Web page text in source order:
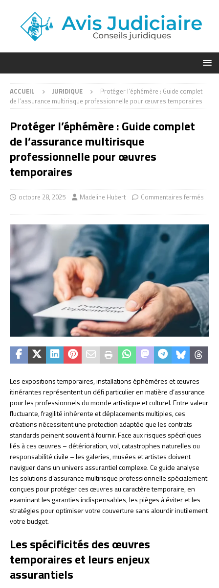
ACCUEIL JURIDIQUE
Protéger l’éphémère : Guide complet
de l’assurance multirisque professionnelle pour œuvres temporaires
Protéger l’éphémère : Guide complet
de l’assurance multirisque
professionnelle pour œuvres
temporaires
octobre 28, 2025 Madeline Hubert Commentaires fermés
Les expositions temporaires, installations éphémères et œuvres
itinérantes représentent un défi particulier en matière d’assurance
pour les professionnels du monde artistique et culturel. Entre valeur
fluctuante, fragilité inhérente et déplacements multiples, ces
créations nécessitent une protection adaptée que les contrats
standards peinent souvent à fournir. Face aux risques spécifiques
liés à ces œuvres – détérioration, vol, catastrophes naturelles ou
responsabilité civile – les galeries, musées et artistes doivent
naviguer dans un univers assurantiel complexe. Ce guide analyse
les solutions d’assurance multirisque professionnelle spécialement
conçues pour protéger ces œuvres au caractère temporaire, en
examinant les garanties indispensables, les pièges à éviter et les
stratégies pour optimiser votre couverture sans alourdir inutilement
votre budget.
Les spécificités des œuvres
temporaires et leurs enjeux
assurantiels